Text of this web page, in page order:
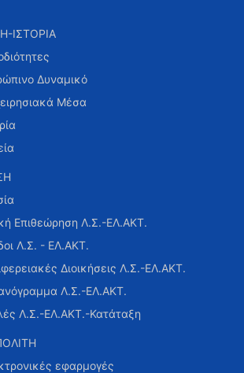
ΙΣΤΟΡΙΑ
Δυναμικό
Μέσα
Επιθεώρηση Λ.Σ.-ΕΛ.ΑΚΤ.
Λ.Σ. - ΕΛ.ΑΚΤ.
Διοικήσεις Λ.Σ.-ΕΛ.ΑΚΤ.
Λ.Σ.-ΕΛ.ΑΚΤ.
Λ.Σ.-ΕΛ.ΑΚΤ.-Κατάταξη
εφαρμογές